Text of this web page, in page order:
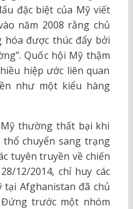
đặc biệt của Mỹ viết
năm 2008 rằng chủ
hóa được thúc đẩy bởi
Quốc hội Mỹ thậm
hiệp ước liên quan
như một kiểu hàng
thường thất bại khi
thổ chuyển sang trạng
tuyên truyền về chiến
12/2014, chỉ huy các
tại Afghanistan đã chủ
trước một nhóm